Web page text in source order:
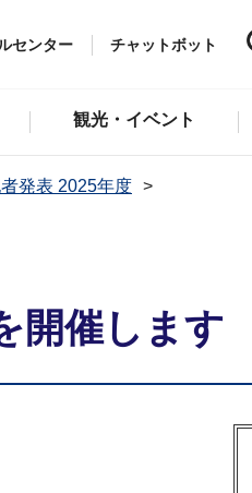
センター チャットボット
観光・イベント
発表 2025年度
開催します